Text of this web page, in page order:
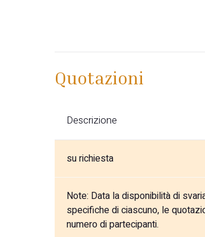
Quotazioni
Descrizione
su richiesta
Note: Data la disponibilità di
specifiche di ciascuno, le
numero di partecipanti.